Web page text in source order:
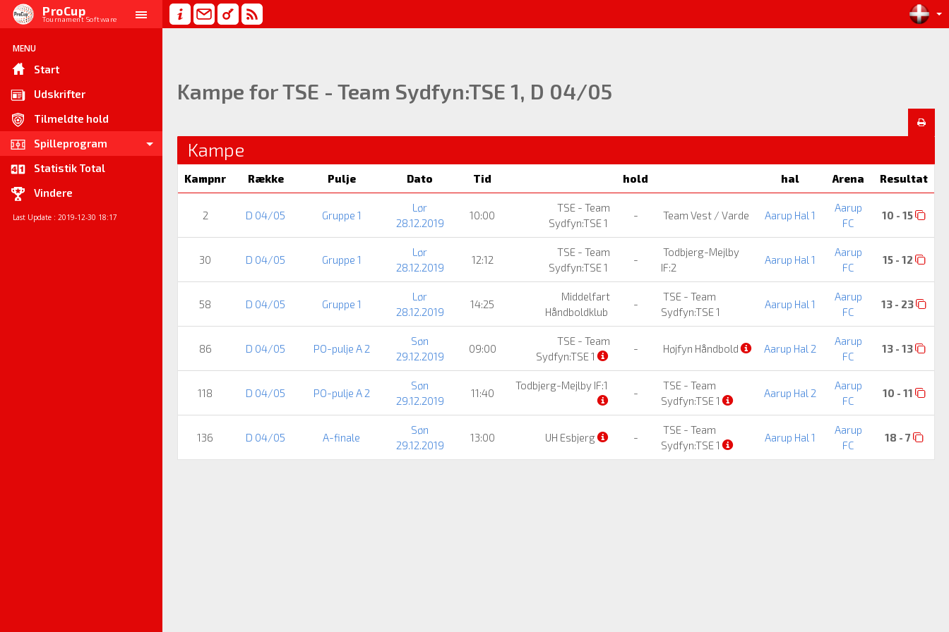
ProCup
Tournament Software
MENU
Start
Udskrifter
Tilmeldte hold
Spilleprogram
Statistik Total
Vindere
Last Update : 2019-12-30 18:17
Kampe for TSE - Team Sydfyn:TSE 1, D 04/05
Kampe
Kampnr Række Pulje Dato Tid hold hal Arena Resultat
2 D 04/05 Gruppe 1
Lør
28.12.2019
10:00
TSE - Team
Sydfyn:TSE 1
- Team Vest / Varde Aarup Hal 1
Aarup
FC
10 - 15
30 D 04/05 Gruppe 1
Lør
28.12.2019
12:12
TSE - Team
Sydfyn:TSE 1
-
Todbjerg-Mejlby
IF:2
Aarup Hal 1
Aarup
FC
15 - 12
58 D 04/05 Gruppe 1
Lør
28.12.2019
14:25
Middelfart
Håndboldklub
-
TSE - Team
Sydfyn:TSE 1
Aarup Hal 1
Aarup
FC
13 - 23
86 D 04/05 PO-pulje A 2
Søn
29.12.2019
09:00
TSE - Team
Sydfyn:TSE 1
- Højfyn Håndbold Aarup Hal 2
Aarup
FC
13 - 13
118 D 04/05 PO-pulje A 2
Søn
29.12.2019
11:40
Todbjerg-Mejlby IF:1
-
TSE - Team
Sydfyn:TSE 1
Aarup Hal 2
Aarup
FC
10 - 11
136 D 04/05 A-finale
Søn
29.12.2019
13:00 UH Esbjerg -
TSE - Team
Sydfyn:TSE 1
Aarup Hal 1
Aarup
FC
18 - 7